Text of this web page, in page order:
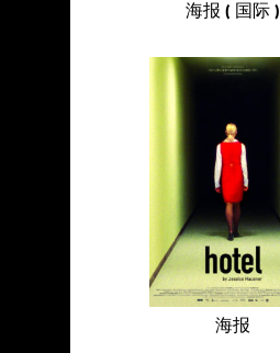
海报 ( 国际 )
海报